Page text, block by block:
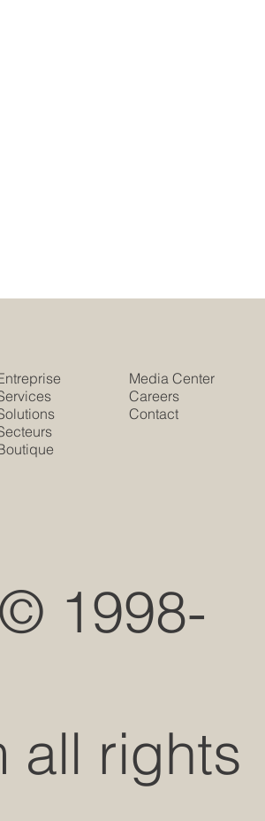
1998-
all rights
Media Center
Careers
Contact